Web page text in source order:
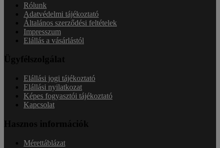
Rólunk
Adatvédelmi tájékoztató
Általános szerződési feltételek
Impresszum
Elállás a vásárlástól
Ügyfélszolgálat
Elállási jogi tájékoztató
Elállási nyilatkozat
Képes fogyasztói tájékoztató
Kapcsolat
Hasznos információk
Mérettáblázat